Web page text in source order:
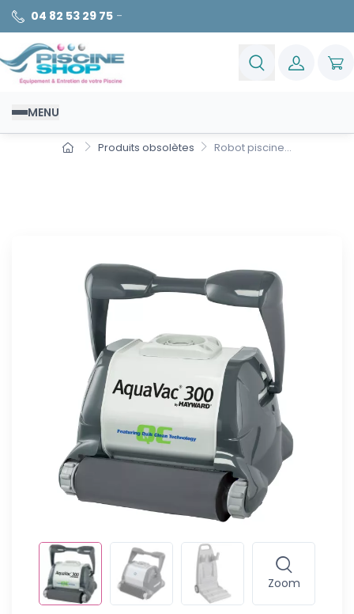
04 82 53 29 75 -
MENU
Produits obsolètes Robot piscine...
Zoom